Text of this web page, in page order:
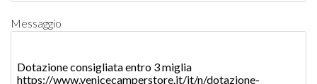
Messaggio